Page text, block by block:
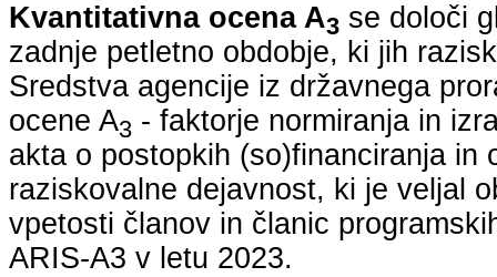
Kvantitativna ocena A3 se določi
zadnje petletno obdobje, ki jih
Sredstva agencije iz državnega
ocene A3 - faktorje normiranja in
akta o postopkih (so)financiranja in
raziskovalne dejavnost, ki je veljal
vpetosti članov in članic
ARIS-A3 v letu 2023.